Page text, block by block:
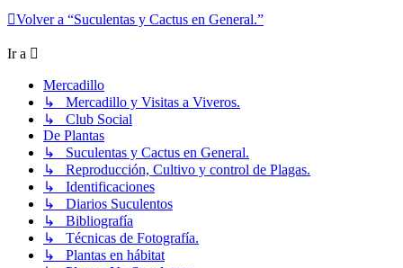
Volver a “Suculentas y Cactus en General.”
Ir a
Mercadillo
↳ Mercadillo y Visitas a Viveros.
↳ Club Social
De Plantas
↳ Suculentas y Cactus en General.
↳ Reproducción, Cultivo y control de Plagas.
↳ Identificaciones
↳ Diarios Suculentos
↳ Bibliografía
↳ Técnicas de Fotografía.
↳ Plantas en hábitat